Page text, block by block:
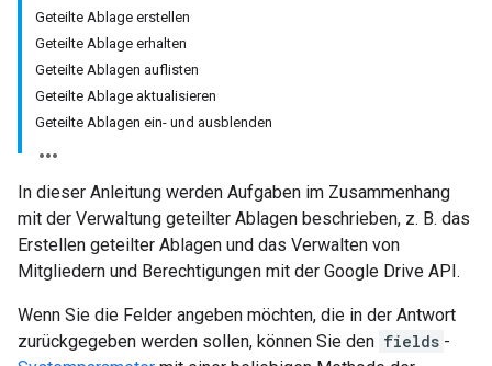
Geteilte Ablage erstellen
Geteilte Ablage erhalten
Geteilte Ablagen auflisten
Geteilte Ablage aktualisieren
Geteilte Ablagen ein- und ausblenden
In dieser Anleitung werden Aufgaben im Zusammenhang
mit der Verwaltung geteilter Ablagen beschrieben, z. B. das
Erstellen geteilter Ablagen und das Verwalten von
Mitgliedern und Berechtigungen mit der Google Drive API.
Wenn Sie die Felder angeben möchten, die in der Antwort
zurückgegeben werden sollen, können Sie den fields -